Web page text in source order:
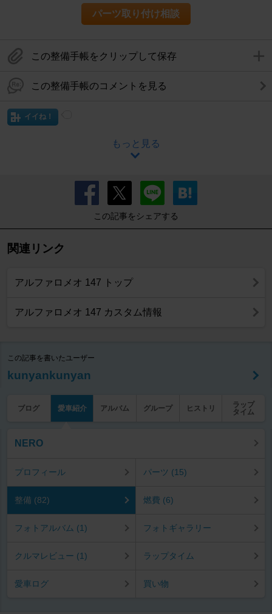
パーツ取り付け相談
この整備手帳をクリップして保存
この整備手帳のコメントを見る
イイね！
もっと見る
この記事をシェアする
関連リンク
アルファロメオ 147 トップ
アルファロメオ 147 カスタム情報
この記事を書いたユーザー
kunyankunyan
ブログ 愛車紹介 アルバム グループ ヒストリ
ラップ
タイム
NERO
プロフィール パーツ (15)
整備 (82) 燃費 (6)
フォトアルバム (1) フォトギャラリー
クルマレビュー (1) ラップタイム
愛車ログ 買い物